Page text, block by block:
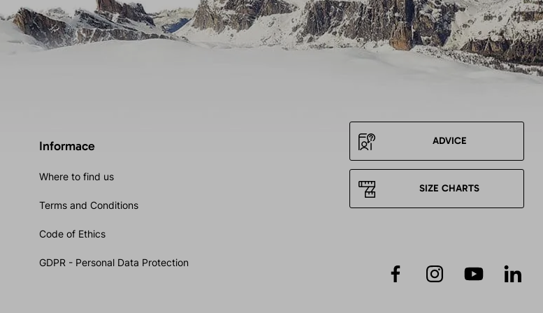
Informace
Where to find us
Terms and Conditions
Code of Ethics
GDPR - Personal Data Protection
ADVICE
SIZE CHARTS